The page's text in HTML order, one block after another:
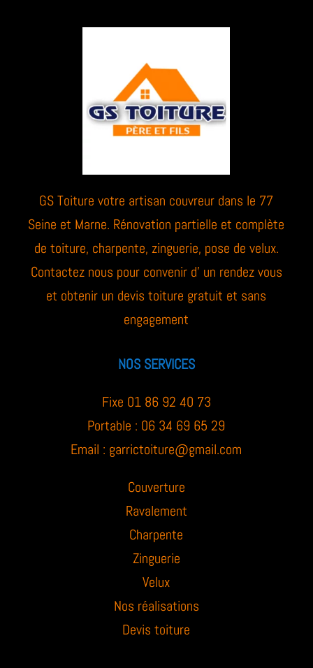
GS Toiture votre artisan couvreur dans le 77
Seine et Marne. Rénovation partielle et complète
de toiture, charpente, zinguerie, pose de velux.
Contactez nous pour convenir d’ un rendez vous
et obtenir un devis toiture gratuit et sans
engagement
NOS SERVICES
Fixe 01 86 92 40 73
Portable : 06 34 69 65 29
Email : garrictoiture@gmail.com
Couverture
Ravalement
Charpente
Zinguerie
Velux
Nos réalisations
Devis toiture